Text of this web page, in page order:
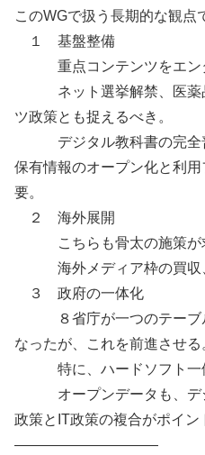
このWGで扱う長期的な観点
１ 基盤整備
重点コンテンツをエンタ
ネット選挙解禁、医薬品
ツ政策とも捉えるべき。
デジタル教科書の完全普
保有情報のオープン化と利
要。
２ 海外展開
こちらも骨太の施策が求
海外メディア枠の買収、
３ 政府の一体化
８省庁が一つのテーブル
なったが、これを前進させる
特に、ハードソフト一体
オープンデータも、デジ
政策とIT政策の複合がポイン
——————————